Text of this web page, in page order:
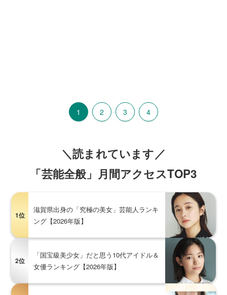
1 2 3 4
＼読まれています／
「芸能全般」月間アクセスTOP3
1位
滋賀県出身の「究極の美女」芸能人ランキ
ング【2026年版】
2位
「国宝級美少女」だと思う10代アイドル＆
女優ランキング【2026年版】